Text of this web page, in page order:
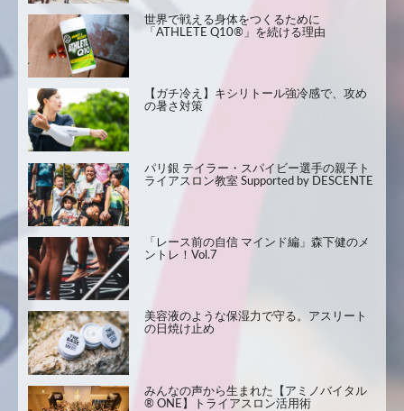
世界で戦える身体をつくるために
「ATHLETE Q10®」を続ける理由
【ガチ冷え】キシリトール強冷感で、攻め
の暑さ対策
パリ銀 テイラー・スパイビー選手の親子ト
ライアスロン教室 Supported by DESCENTE
「レース前の自信 マインド編」森下健のメ
ントレ！Vol.7
美容液のような保湿力で守る。アスリート
の日焼け止め
みんなの声から生まれた【アミノバイタル
® ONE】トライアスロン活用術